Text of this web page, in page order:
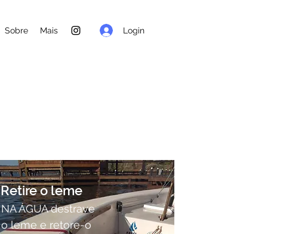
Sobre Mais Login
Retire o leme
NA ÁGUA destrave
o leme e retore-o